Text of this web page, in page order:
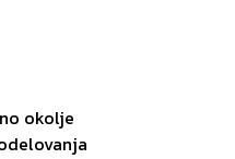
okolje